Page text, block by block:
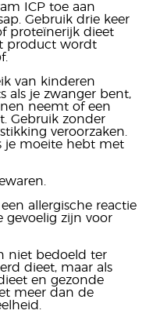
ICP toe aan
Gebruik drie keer
proteïnerijk dieet
product wordt
van kinderen
als je zwanger bent,
neemt of een
Gebruik zonder
veroorzaken.
je moeite hebt met
allergische reactie
gevoelig zijn voor
niet bedoeld ter
dieet, maar als
en gezonde
meer dan de